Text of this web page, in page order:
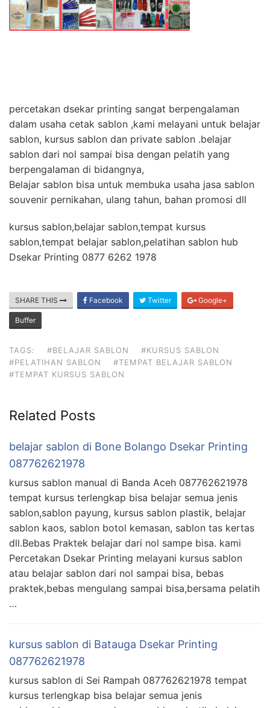
percetakan dsekar printing sangat berpengalaman
dalam usaha cetak sablon ,kami melayani untuk belajar
sablon, kursus sablon dan private sablon .belajar
sablon dari nol sampai bisa dengan pelatih yang
berpengalaman di bidangnya,
Belajar sablon bisa untuk membuka usaha jasa sablon
souvenir pernikahan, ulang tahun, bahan promosi dll
kursus sablon,belajar sablon,tempat kursus
sablon,tempat belajar sablon,pelatihan sablon hub
Dsekar Printing 0877 6262 1978
SHARE THIS Facebook Twitter Google+
Buffer
TAGS: #BELAJAR SABLON
#KURSUS SABLON
#PELATIHAN SABLON
#TEMPAT BELAJAR SABLON
#TEMPAT KURSUS SABLON
Related Posts
belajar sablon di Bone Bolango Dsekar Printing
087762621978
kursus sablon manual di Banda Aceh 087762621978
tempat kursus terlengkap bisa belajar semua jenis
sablon,sablon payung, kursus sablon plastik, belajar
sablon kaos, sablon botol kemasan, sablon tas kertas
dll.Bebas Praktek belajar dari nol sampe bisa. kami
Percetakan Dsekar Printing melayani kursus sablon
atau belajar sablon dari nol sampai bisa, bebas
praktek,bebas mengulang sampai bisa,bersama pelatih
…
kursus sablon di Batauga Dsekar Printing
087762621978
kursus sablon di Sei Rampah 087762621978 tempat
kursus terlengkap bisa belajar semua jenis